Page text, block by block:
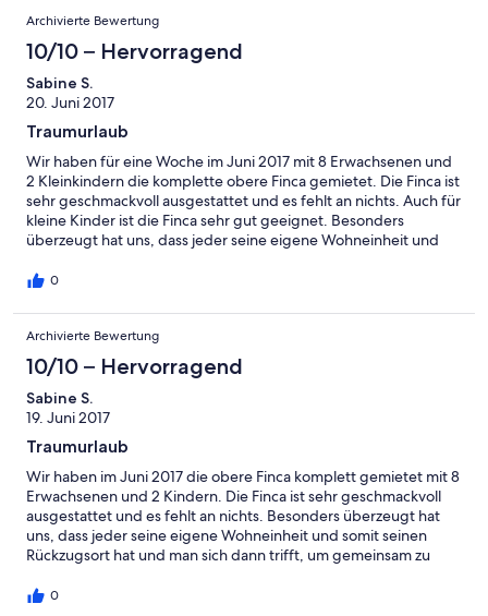
unkompliziert. Verbesserungsmöglichkeiten: die Zugangsstraße
schüttelt die Autos arg durch. wjb
Archivierte Bewertung
10/10 – Hervorragend
Sabine S.
20. Juni 2017
Traumurlaub
Wir haben für eine Woche im Juni 2017 mit 8 Erwachsenen und
2 Kleinkindern die komplette obere Finca gemietet. Die Finca ist
sehr geschmackvoll ausgestattet und es fehlt an nichts. Auch für
kleine Kinder ist die Finca sehr gut geeignet. Besonders
überzeugt hat uns, dass jeder seine eigene Wohneinheit und
gemeinsam zu kochen, zu essen, am Pool zu relaxen usw.
wir von früh bis spät genutzt haben. Wir haben die Ruhe der
Finca und der Umgebung sehr genossen und würden jederzeit
wieder kommen!
0
Archivierte Bewertung
10/10 – Hervorragend
Sabine S.
19. Juni 2017
Traumurlaub
Wir haben im Juni 2017 die obere Finca komplett gemietet mit 8
Erwachsenen und 2 Kindern. Die Finca ist sehr geschmackvoll
ausgestattet und es fehlt an nichts. Besonders überzeugt hat
uns, dass jeder seine eigene Wohneinheit und somit seinen
Rückzugsort hat und man sich dann trifft, um gemeinsam zu
hervorzuheben ist auch die tolle Terrasse mit Meerblick, die wir
0